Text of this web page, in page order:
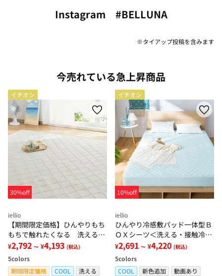
Instagram #BELLUNA
※タイアップ投稿を含みます
今売れている急上昇商品
イチオシ
30%off
iellio
【期間限定価格】ひんやりもち
もちで触れたくなる 洗えるラ
グ＜低反発・滑りにくい・接触
冷感・防ダニ・カーペット＞
¥2,792 ～ ¥4,193 (税込)
5colors
期間限定価格
COOL
洗える
イチオシ
10%off
iellio
ひんやり冷感敷パッド一体型Ｂ
ＯＸシーツ＜洗える・接触冷
感・抗菌防臭・時短・家事楽・
ボックスシーツ・寝苦しさ対策
＞
¥2,691 ～ ¥4,220 (税込)
5colors
COOL
新色追加
動画あり